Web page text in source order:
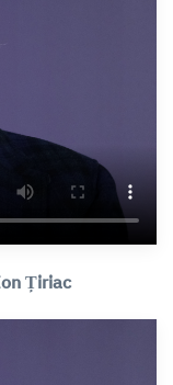
Țiriac